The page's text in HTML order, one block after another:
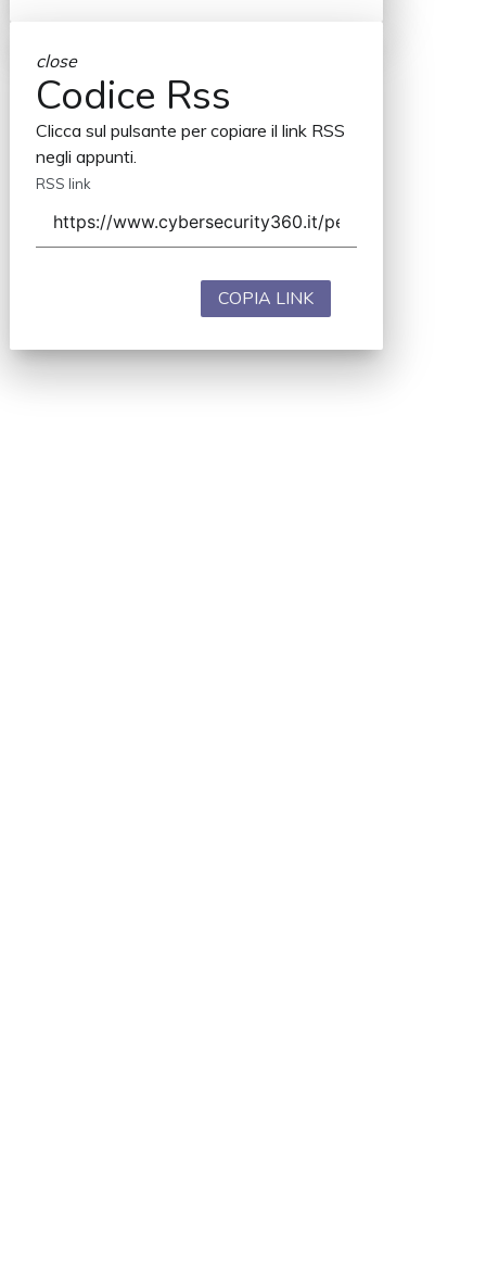
close
Codice Rss
Clicca sul pulsante per copiare il link RSS
negli appunti.
RSS link
COPIA LINK